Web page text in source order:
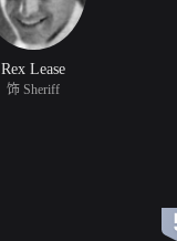
Rex Lease
饰 Sheriff